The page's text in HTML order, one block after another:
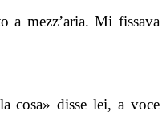
a mezz’aria. Mi fissava
cosa» disse lei, a voce